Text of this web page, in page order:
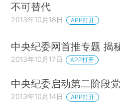
不可替代
2013年10月18日 APP打开
中央纪委网首推专题 揭
2013年10月17日 APP打开
中央纪委启动第二阶段
2013年10月14日 APP打开